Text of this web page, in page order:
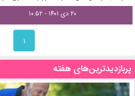
۲۰ دی ۱۴۰۱ - ۱۰:۵۲
۱
پربازدیدترین‌های هفته